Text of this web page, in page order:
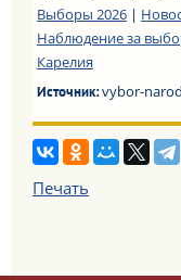
Выборы 2026|
Наблюдение за
Карелия
Источник:vybor-
Печать